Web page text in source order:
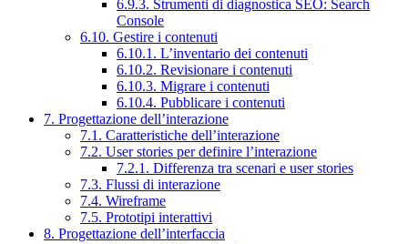
6.9.3. Strumenti di diagnostica SEO: Search
Console
6.10. Gestire i contenuti
6.10.1. L’inventario dei contenuti
6.10.2. Revisionare i contenuti
6.10.3. Migrare i contenuti
6.10.4. Pubblicare i contenuti
7. Progettazione dell’interazione
7.1. Caratteristiche dell’interazione
7.2. User stories per definire l’interazione
7.2.1. Differenza tra scenari e user stories
7.3. Flussi di interazione
7.4. Wireframe
7.5. Prototipi interattivi
8. Progettazione dell’interfaccia